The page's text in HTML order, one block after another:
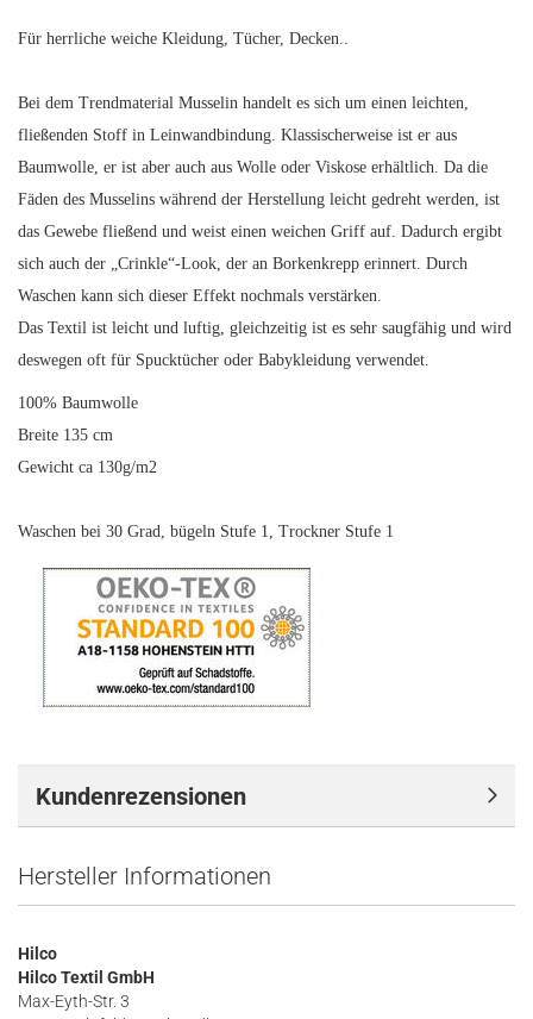
Für herrliche weiche Kleidung, Tücher, Decken..
Bei dem Trendmaterial Musselin handelt es sich um einen leichten,
fließenden Stoff in Leinwandbindung. Klassischerweise ist er aus
Baumwolle, er ist aber auch aus Wolle oder Viskose erhältlich. Da die
Fäden des Musselins während der Herstellung leicht gedreht werden, ist
das Gewebe fließend und weist einen weichen Griff auf. Dadurch ergibt
sich auch der „Crinkle“-Look, der an Borkenkrepp erinnert. Durch
Waschen kann sich dieser Effekt nochmals verstärken.
Das Textil ist leicht und luftig, gleichzeitig ist es sehr saugfähig und wird
deswegen oft für Spucktücher oder Babykleidung verwendet.
100% Baumwolle
Breite 135 cm
Gewicht ca 130g/m2
Waschen bei 30 Grad, bügeln Stufe 1, Trockner Stufe 1
Kundenrezensionen
Hersteller Informationen
Hilco
Hilco Textil GmbH
Max-Eyth-Str. 3